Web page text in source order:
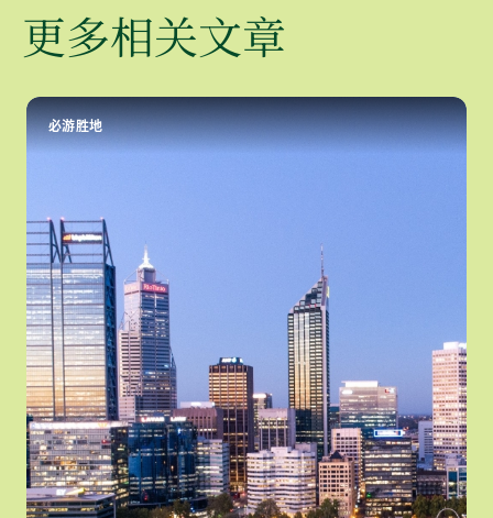
更多相关文章
必游胜地